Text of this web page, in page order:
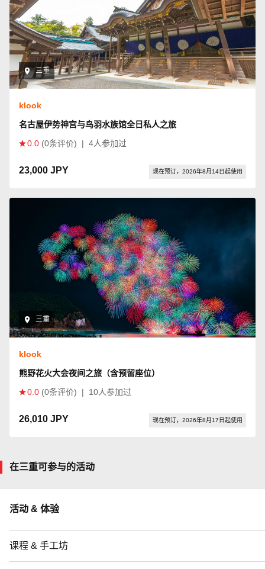
三重
klook
名古屋伊势神宫与鸟羽水族馆全日私人之旅
0.0 (0条评价) | 4人参加过
23,000 JPY 现在预订，2026年8月14日起使用
三重
klook
熊野花火大会夜间之旅（含预留座位）
0.0 (0条评价) | 10人参加过
26,010 JPY 现在预订，2026年8月17日起使用
在三重可参与的活动
活动 & 体验
课程 & 手工坊